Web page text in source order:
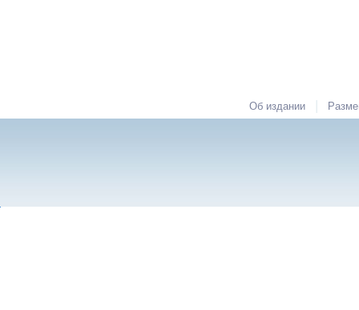
Об издании |